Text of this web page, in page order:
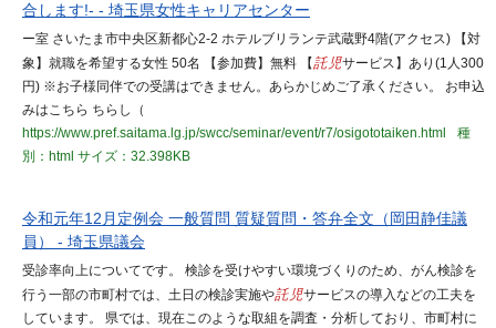
合します!- - 埼玉県女性キャリアセンター
ー室 さいたま市中央区新都心2-2 ホテルブリランテ武蔵野4階(アクセス) 【対
象】就職を希望する女性 50名 【参加費】無料 【託児サービス】あり(1人300
円) ※お子様同伴での受講はできません。あらかじめご了承ください。 お申込
みはこちら ちらし（
https://www.pref.saitama.lg.jp/swcc/seminar/event/r7/osigototaiken.html
種
別：html サイズ：32.398KB
令和元年12月定例会 一般質問 質疑質問・答弁全文（岡田静佳議
員） - 埼玉県議会
受診率向上についてです。 検診を受けやすい環境づくりのため、がん検診を
行う一部の市町村では、土日の検診実施や託児サービスの導入などの工夫を
しています。 県では、現在このような取組を調査・分析しており、市町村に